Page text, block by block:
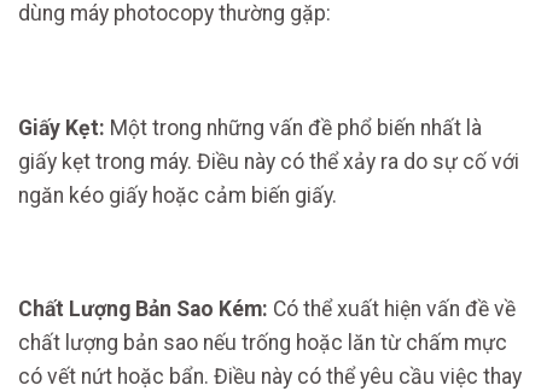
dùng máy photocopy thường gặp:
Giấy Kẹt: Một trong những vấn đề phổ biến nhất là
giấy kẹt trong máy. Điều này có thể xảy ra do sự cố với
ngăn kéo giấy hoặc cảm biến giấy.
Chất Lượng Bản Sao Kém: Có thể xuất hiện vấn đề về
chất lượng bản sao nếu trống hoặc lăn từ chấm mực
có vết nứt hoặc bẩn. Điều này có thể yêu cầu việc thay